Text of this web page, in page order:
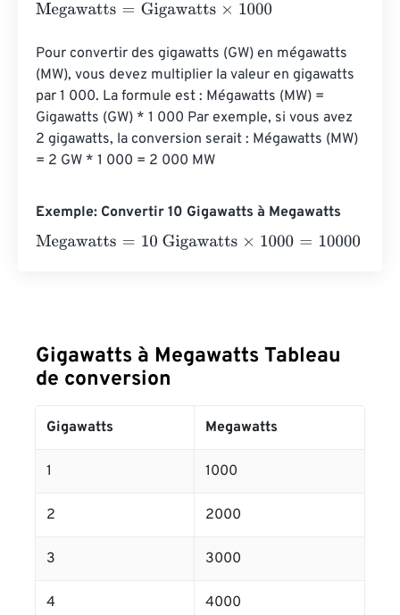
Megawatts=Gigawatts×1000
Pour convertir des gigawatts (GW) en mégawatts
(MW), vous devez multiplier la valeur en gigawatts
par 1 000. La formule est : Mégawatts (MW) =
Gigawatts (GW) * 1 000 Par exemple, si vous avez
2 gigawatts, la conversion serait : Mégawatts (MW)
= 2 GW * 1 000 = 2 000 MW
Exemple: Convertir 10 Gigawatts à Megawatts
Megawatts=10 Gigawatts×1000=10000 Megawatts
Gigawatts à Megawatts Tableau
de conversion
Gigawatts Megawatts
1 1000
2 2000
3 3000
4 4000